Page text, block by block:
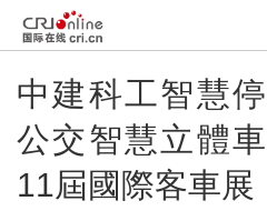
中建科工智慧
公交智慧立體
11屆國際客車展